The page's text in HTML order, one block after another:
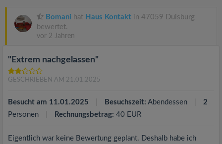
Bomani hat Haus Kontakt in 47059 Duisburg
bewertet.
vor 2 Jahren
"Extrem nachgelassen"
GESCHRIEBEN AM 21.01.2025
Besucht am 11.01.2025 Besuchszeit: Abendessen
2
Personen
Rechnungsbetrag: 40 EUR
Eigentlich war keine Bewertung geplant. Deshalb habe ich